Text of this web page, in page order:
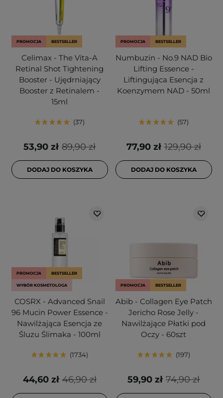
PROMOCJA BESTSELLER
Celimax - The Vita-A
Retinal Shot Tightening
Booster - Ujędrniający
Booster z Retinalem -
15ml
37
89,90 zł
53,90 zł
DODAJ DO KOSZYKA
PROMOCJA BESTSELLER
Numbuzin - No.9 NAD Bio
Lifting Essence -
Liftingująca Esencja z
Koenzymem NAD - 50ml
57
129,90 zł
77,90 zł
DODAJ DO KOSZYKA
PROMOCJA BESTSELLER
WYBÓR KOSMETOLOGA
COSRX - Advanced Snail
96 Mucin Power Essence -
Nawilżająca Esencja ze
Śluzu Ślimaka - 100ml
1734
46,90 zł
44,60 zł
PROMOCJA BESTSELLER
Abib - Collagen Eye Patch
Jericho Rose Jelly -
Nawilżające Płatki pod
Oczy - 60szt
197
74,90 zł
59,90 zł